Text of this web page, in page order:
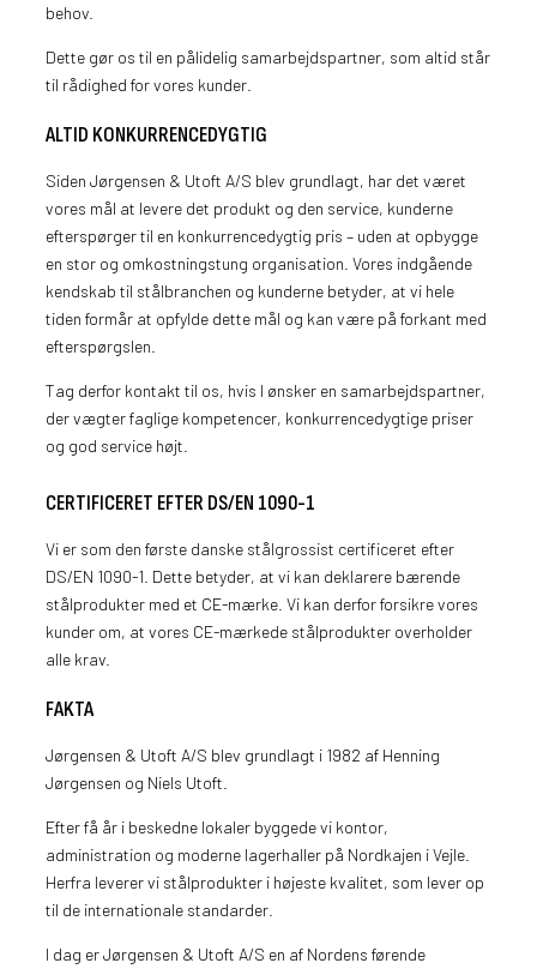
behov.
Dette gør os til en pålidelig samarbejdspartner, som altid står
til rådighed for vores kunder.
ALTID KONKURRENCEDYGTIG
Siden Jørgensen & Utoft A/S blev grundlagt, har det været
vores mål at levere det produkt og den service, kunderne
efterspørger til en konkurrencedygtig pris – uden at opbygge
en stor og omkostningstung organisation. Vores indgående
kendskab til stålbranchen og kunderne betyder, at vi hele
tiden formår at opfylde dette mål og kan være på forkant med
efterspørgslen.
Tag derfor kontakt til os, hvis I ønsker en samarbejdspartner,
der vægter faglige kompetencer, konkurrencedygtige priser
og god service højt.
CERTIFICERET EFTER DS/EN 1090-1
Vi er som den første danske stålgrossist certificeret efter
DS/EN 1090-1. Dette betyder, at vi kan deklarere bærende
stålprodukter med et CE-mærke. Vi kan derfor forsikre vores
kunder om, at vores CE-mærkede stålprodukter overholder
alle krav.
FAKTA
Jørgensen & Utoft A/S blev grundlagt i 1982 af Henning
Jørgensen og Niels Utoft.
Efter få år i beskedne lokaler byggede vi kontor,
administration og moderne lagerhaller på Nordkajen i Vejle.
Herfra leverer vi stålprodukter i højeste kvalitet, som lever op
til de internationale standarder.
I dag er Jørgensen & Utoft A/S en af Nordens førende